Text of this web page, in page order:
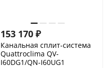
153 170 ₽
Канальная сплит-система
Quattroclima QV-
I60DG1/QN-I60UG1